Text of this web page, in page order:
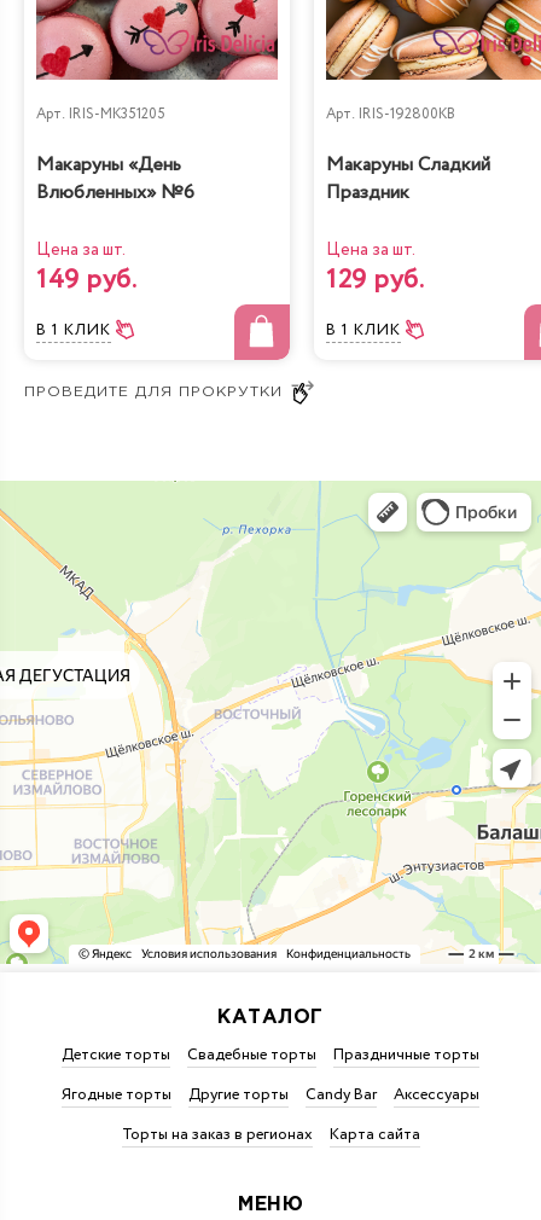
Арт. IRIS-MK351205
Макаруны «День
Влюбленных» №6
Цена за шт.
149 руб.
В 1 КЛИК
Арт. IRIS-192800KB
Макаруны Сладкий
Праздник
Цена за шт.
129 руб.
В 1 КЛИК
КАТАЛОГ
Детские торты Свадебные торты
Праздничные торты
Ягодные торты
Другие торты Candy Bar
Аксессуары
Торты на заказ в регионах
Карта сайта
МЕНЮ